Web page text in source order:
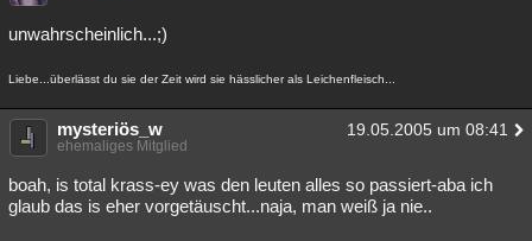
unwahrscheinlich...;)
Liebe...überlässt du sie der Zeit wird sie hässlicher als Leichenfleisch...
mysteriös_w 19.05.2005 um 08:41
ehemaliges Mitglied
boah, is total krass-ey was den leuten alles so passiert-aba ich
glaub das is eher vorgetäuscht...naja, man weiß ja nie..